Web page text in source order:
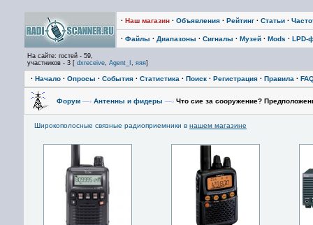
· Наш магазин · Объявления · Рейтинг · Статьи ·
· Файлы · Диапазоны · Сигналы · Музей · Mods · LPD-
На сайте: гостей - 59,
участников - 3 [ dxreceive, Agent_I , яяя]
· Начало · Опросы · События · Статистика · Поиск · Регистрация · Правила ·
Форум —› Антенны и фидеры —› Что сие за сооружение?
Широкополосные связные радиоприемники в нашем магазине